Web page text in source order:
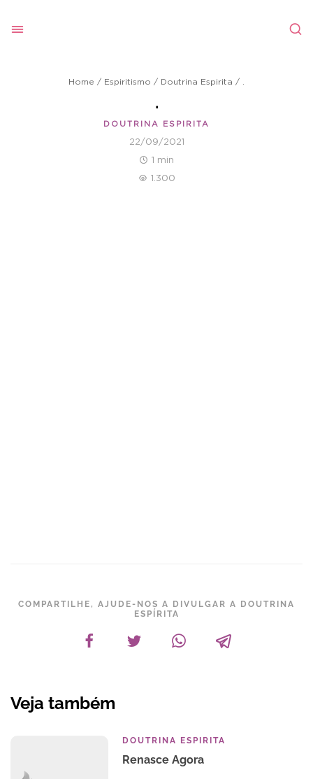
Home / Espiritismo / Doutrina Espirita /
.
DOUTRINA ESPIRITA
22/09/2021
1 min
1.300
COMPARTILHE, AJUDE-NOS A DIVULGAR A DOUTRINA
ESPÍRITA
Veja também
DOUTRINA ESPIRITA
Renasce Agora